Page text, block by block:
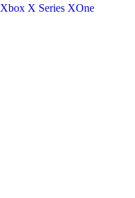
Xbox X Series XOne